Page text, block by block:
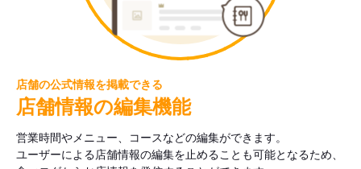
店舗の公式情報を掲載できる
店舗情報の編集機能
営業時間やメニュー、コースなどの編集ができます。
ユーザーによる店舗情報の編集を止めることも可能となるため、